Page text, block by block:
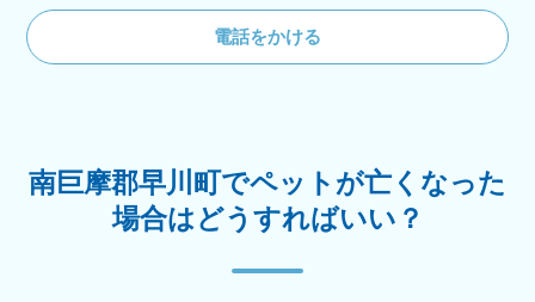
電話をかける
南巨摩郡早川町でペットが亡くなった
場合はどうすればいい？